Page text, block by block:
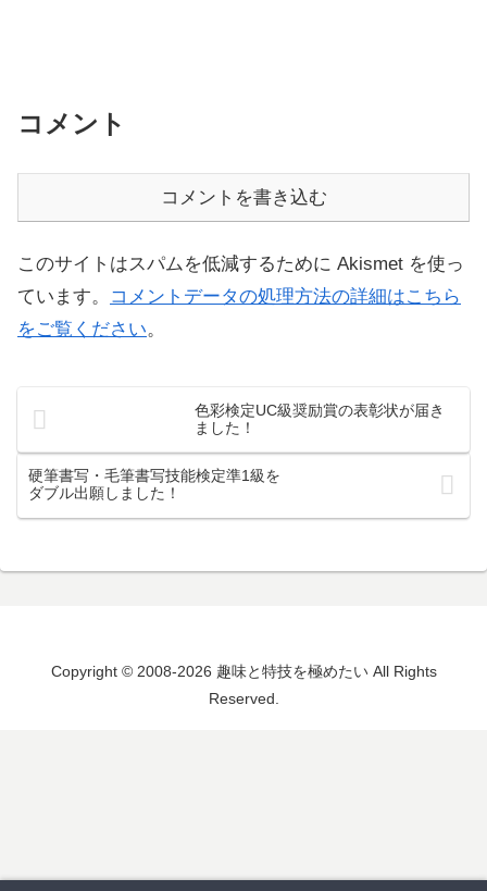
コメント
コメントを書き込む
このサイトはスパムを低減するために Akismet を使っ
ています。
コメントデータの処理方法の詳細はこちら
をご覧ください。
色彩検定UC級奨励賞の表彰状が届き
ました！
硬筆書写・毛筆書写技能検定準1級を
ダブル出願しました！
Copyright © 2008-2026 趣味と特技を極めたい All Rights
Reserved.